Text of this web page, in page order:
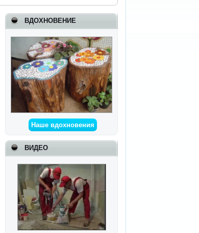
ВДОХНОВЕНИЕ
Наше вдохновения
ВИДЕО